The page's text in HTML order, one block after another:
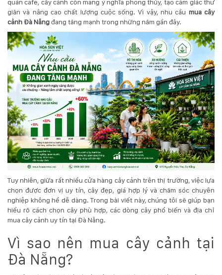
KỸ
THUẬT
TRỒNG
CÂY
HÌNH
ẢNH
LIÊN
Hotline
0931.914.968
quán cafe, cây cảnh còn mang ý nghĩa phong thủy, tạo cảm giác thư
giãn và nâng cao chất lượng cuộc sống. Vì vậy, nhu cầu mua cây
cảnh Đà Nẵngđang tăng mạnh trong những năm gần đây.
Tuy nhiên, giữa rất nhiều cửa hàng cây cảnh trên thị trường, việc lựa
chọn được đơn vị uy tín, cây đẹp, giá hợp lý và chăm sóc chuyên
nghiệp không hề dễ dàng. Trong bài viết này, chúng tôi sẽ giúp bạn
hiểu rõ cách chọn cây phù hợp, các dòng cây phổ biến và địa chỉ
mua cây cảnh uy tín tại Đà Nẵng.
Vì sao nên mua cây cảnh tại
Đà Nẵng?